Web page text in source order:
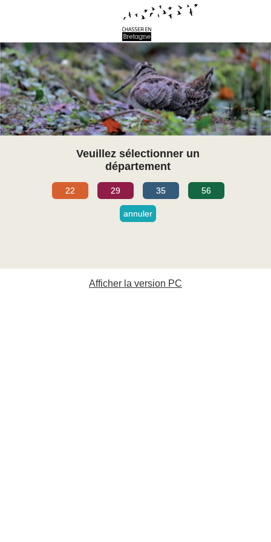
Veuillez sélectionner un
département
22 29 35 56
annuler
Afficher la version PC